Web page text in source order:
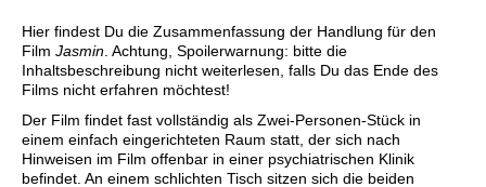
Hier findest Du die Zusammenfassung der Handlung für den
Film Jasmin. Achtung, Spoilerwarnung: bitte die
Inhaltsbeschreibung nicht weiterlesen, falls Du das Ende des
Films nicht erfahren möchtest!
Der Film findet fast vollständig als Zwei-Personen-Stück in
einem einfach eingerichteten Raum statt, der sich nach
Hinweisen im Film offenbar in einer psychiatrischen Klinik
befindet. An einem schlichten Tisch sitzen sich die beiden